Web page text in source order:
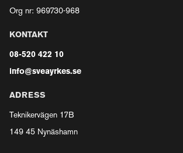
Org nr: 969730-968
KONTAKT
08-520 422 10
info@sveayrkes.se
ADRESS
Teknikervägen 17B
149 45 Nynäshamn